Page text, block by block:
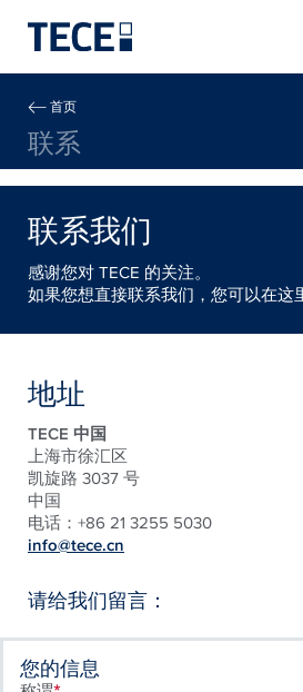
Breadcrumb
首页
联系
联系我们
感谢您对 TECE 的关注。
如果您想直接联系我们，您可以在这
地址
TECE 中国
上海市徐汇区
凯旋路 3037 号
中国
电话：+86 21 3255 5030
info@tece.cn
请给我们留言：
您的信息